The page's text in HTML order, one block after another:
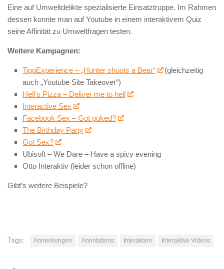
Eine auf Umweltdelikte spezialisierte Einsatztruppe. Im Rahmen
dessen konnte man auf Youtube in einem interaktivem Quiz
seine Affinität zu Umweltfragen testen.
Weitere Kampagnen:
TippExperience – „Hunter shoots a Bear“
(gleichzeitig
auch „Youtube Site Takeover“)
Hell’s Pizza – Deliver me to hell
Interactive Sex
Facebook Sex – Got poked?
The Birthday Party
Got Sex?
Ubisoft – We Dare – Have a spicy evening
Otto Interaktiv (leider schon offline)
Gibt’s weitere Beispiele?
Tags: Anmerkungen Annotations Interaktion Interaktive Videos